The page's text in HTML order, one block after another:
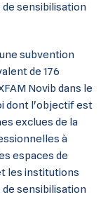
sensibilisation
subvention
de 176
Novib dans le
dont l'objectif est
exclues de la
à
espaces de
les institutions
sensibilisation